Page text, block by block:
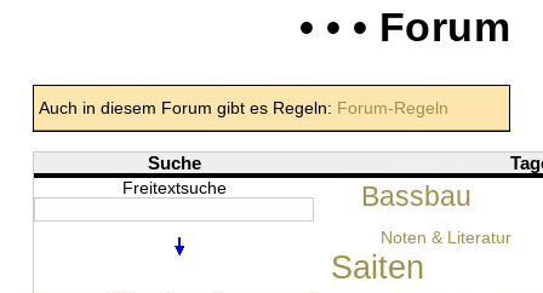
• • • Forum
Auch in diesem Forum gibt es Regeln: Forum-Regeln
Suche
Freitextsuche
Saiten
Bassbau
Noten & Literatur